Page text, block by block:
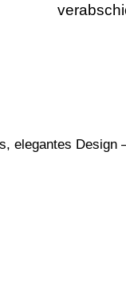
elegantes